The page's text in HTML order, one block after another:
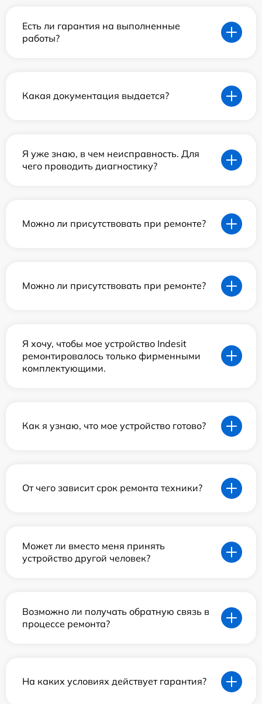
Есть ли гарантия на выполненные
работы?
Какая документация выдается?
Я уже знаю, в чем неисправность. Для
чего проводить диагностику?
Можно ли присутствовать при ремонте?
Можно ли присутствовать при ремонте?
Я хочу, чтобы мое устройство Indesit
ремонтировалось только фирменными
комплектующими.
Как я узнаю, что мое устройство готово?
От чего зависит срок ремонта техники?
Может ли вместо меня принять
устройство другой человек?
Возможно ли получать обратную связь в
процессе ремонта?
На каких условиях действует гарантия?